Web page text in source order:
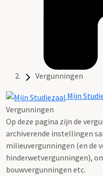
Vergunningen
Mijn
Vergunningen
Op deze pagina zijn de
archiverende instellingen
milieuvergunningen (en de
hinderwetvergunningen),
bouwvergunningen etc.